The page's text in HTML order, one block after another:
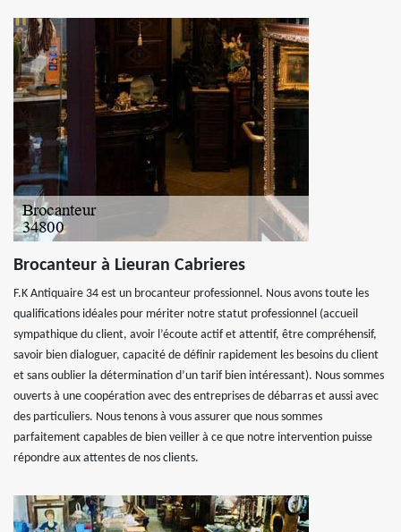
Brocanteur à Lieuran Cabrieres
F.K Antiquaire 34 est un brocanteur professionnel. Nous avons toute les
qualifications idéales pour mériter notre statut professionnel (accueil
sympathique du client, avoir l’écoute actif et attentif, être compréhensif,
savoir bien dialoguer, capacité de définir rapidement les besoins du client
et sans oublier la détermination d’un tarif bien intéressant). Nous sommes
ouverts à une coopération avec des entreprises de débarras et aussi avec
des particuliers. Nous tenons à vous assurer que nous sommes
parfaitement capables de bien veiller à ce que notre intervention puisse
répondre aux attentes de nos clients.